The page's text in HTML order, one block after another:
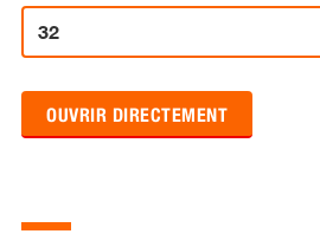
OUVRIR DIRECTEMENT